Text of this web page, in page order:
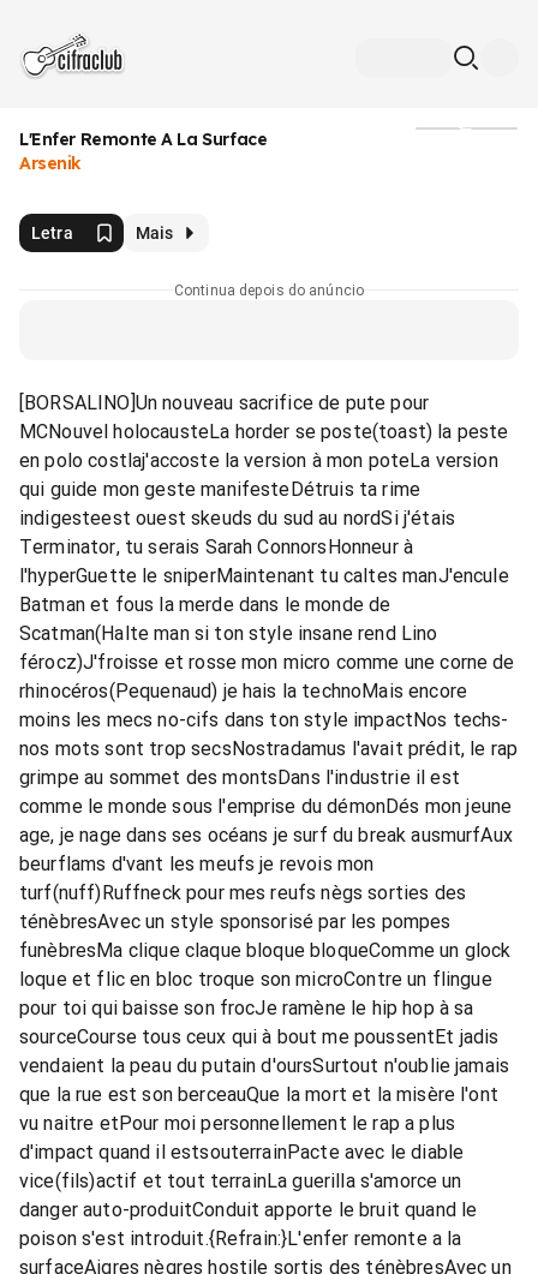
L'Enfer Remonte A La Surface
Arsenik
Letra Mais
Continua depois do anúncio
[BORSALINO]Un nouveau sacrifice de pute pour
MCNouvel holocausteLa horder se poste(toast) la peste
en polo costlaj'accoste la version à mon poteLa version
qui guide mon geste manifesteDétruis ta rime
indigesteest ouest skeuds du sud au nordSi j'étais
Terminator, tu serais Sarah ConnorsHonneur à
l'hyperGuette le sniperMaintenant tu caltes manJ'encule
Batman et fous la merde dans le monde de
Scatman(Halte man si ton style insane rend Lino
férocz)J'froisse et rosse mon micro comme une corne de
rhinocéros(Pequenaud) je hais la technoMais encore
moins les mecs no-cifs dans ton style impactNos techs-
nos mots sont trop secsNostradamus l'avait prédit, le rap
grimpe au sommet des montsDans l'industrie il est
comme le monde sous l'emprise du démonDés mon jeune
age, je nage dans ses océans je surf du break ausmurfAux
beurflams d'vant les meufs je revois mon
turf(nuff)Ruffneck pour mes reufs nègs sorties des
ténèbresAvec un style sponsorisé par les pompes
funèbresMa clique claque bloque bloqueComme un glock
loque et flic en bloc troque son microContre un flingue
pour toi qui baisse son frocJe ramène le hip hop à sa
sourceCourse tous ceux qui à bout me poussentEt jadis
vendaient la peau du putain d'oursSurtout n'oublie jamais
que la rue est son berceauQue la mort et la misère l'ont
vu naitre etPour moi personnellement le rap a plus
d'impact quand il estsouterrainPacte avec le diable
vice(fils)actif et tout terrainLa guerilla s'amorce un
danger auto-produitConduit apporte le bruit quand le
poison s'est introduit.{Refrain:}L'enfer remonte a la
surfaceAigres nègres hostile sortis des ténèbresAvec un